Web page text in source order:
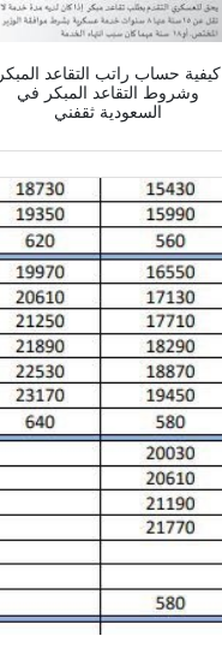
كيفية حساب راتب التقاعد المبكر
وشروط التقاعد المبكر في
السعودية ثقفني